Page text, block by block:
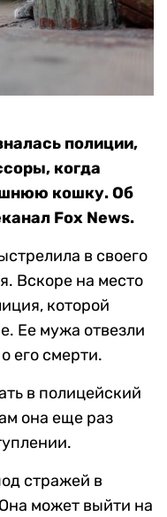
полиции,
когда
кошку. Об
Fox News.
в своего
Вскоре на место
которой
Ее мужа отвезли
его смерти.
в полицейский
она еще раз
стражей в
может выйти на